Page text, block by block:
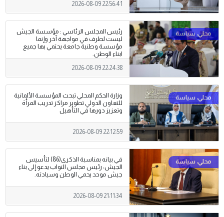
2026-08-09 22:56:41
رئيس المجلس الرئاسي : مؤسسة الجيش
ليست لطرف في مواجهة آخر وإنما
مؤسسة وطنية جامعة يحتمي بها جميع
ابناء الوطن.
2026-08-09 22:24:38
وزارة الحكم المحلي تبحث المؤسسة الألمانية
للتعاون الدولي تطوير مراكز تدريب المرأة
وتعزيز دورها في التأهيل
2026-08-09 22:12:59
في بيانه بمناسبة الذكرى(86) لتأسيس
الجيش: رئيس مجلس النواب يدعو إلى بناء
جيش موحد يحمي الوطن وسيادته.
2026-08-09 21:11:34